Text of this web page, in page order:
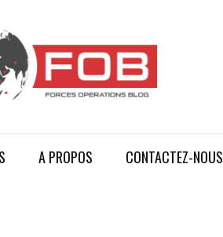
A PROPOS CONTACTEZ-NOUS